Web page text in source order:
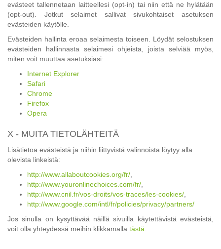
evästeet tallennetaan laitteellesi (opt-in) tai niin että ne hylätään
(opt-out). Jotkut selaimet sallivat sivukohtaiset asetuksen
evästeiden käytölle.
Evästeiden hallinta eroaa selaimesta toiseen. Löydät selostuksen
evästeiden hallinnasta selaimesi ohjeista, joista selviää myös,
miten voit muuttaa asetuksiasi:
Internet Explorer
Safari
Chrome
Firefox
Opera
X - MUITA TIETOLÄHTEITÄ
Lisätietoa evästeistä ja niihin liittyvistä valinnoista löytyy alla
olevista linkeistä:
http://www.allaboutcookies.org/fr/
http://www.youronlinechoices.com/fr/
http://www.cnil.fr/vos-droits/vos-traces/les-cookies/
http://www.google.com/intl/fr/policies/privacy/partners/
Jos sinulla on kysyttävää näillä sivuilla käytettävistä evästeistä,
voit olla yhteydessä meihin klikkamalla tästä